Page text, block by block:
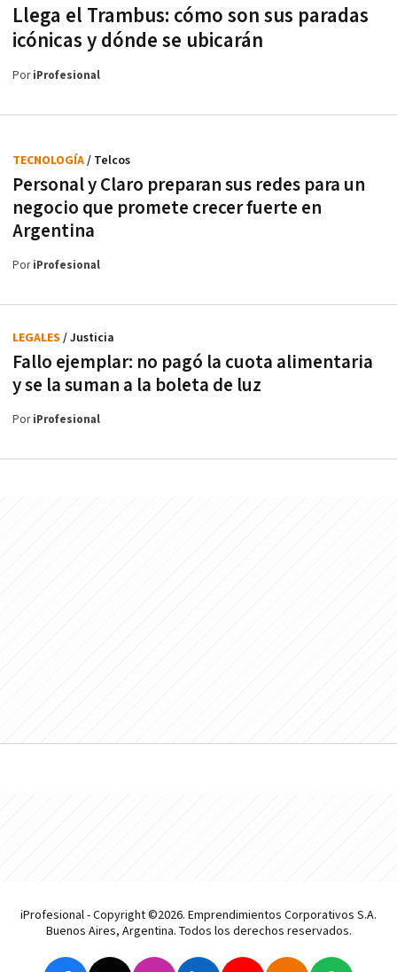
Llega el Trambus: cómo son sus paradas
icónicas y dónde se ubicarán
PoriProfesional
Personal y Claro preparan sus redes para un
negocio que promete crecer fuerte en
Argentina
TECNOLOGÍA/ Telcos
PoriProfesional
Fallo ejemplar: no pagó la cuota alimentaria
y se la suman a la boleta de luz
LEGALES / Justicia
PoriProfesional
iProfesional - Copyright ©2026. Emprendimientos Corporativos S.A.
Buenos Aires, Argentina. Todos los derechos reservados.